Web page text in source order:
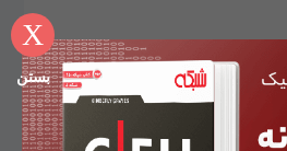
X
بستن
واکسیناسیون معلمان